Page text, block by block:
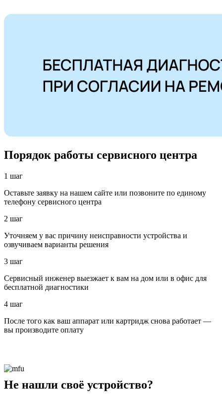
Порядок работы сервисного центра
1 шаг
Оставьте заявку на нашем сайте или позвоните по единому
телефону сервисного центра
2 шаг
Уточняем у вас причину неисправности устройства и
озвучиваем варианты решения
3 шаг
Сервисный инженер выезжает к вам на дом или в офис для
бесплатной диагностики
4 шаг
После того как ваш аппарат или картридж снова работает —
вы производите оплату
Не нашли своё устройство?